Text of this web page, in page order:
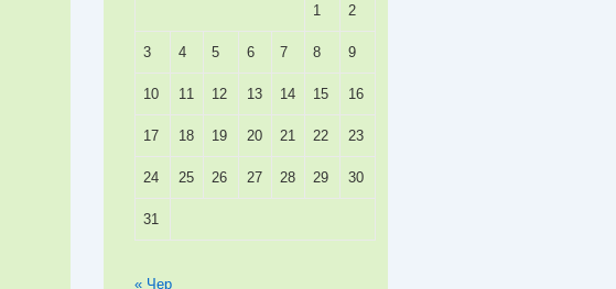
1 2
3 4 5 6 7 8 9
10 11 12 13 14 15 16
17 18 19 20 21 22 23
24 25 26 27 28 29 30
31
« Чер